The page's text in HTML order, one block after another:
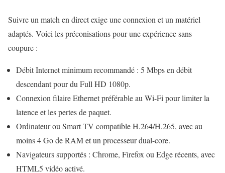
Suivre un match en direct exige une connexion et un matériel
adaptés. Voici les préconisations pour une expérience sans
coupure :
Débit Internet minimum recommandé : 5 Mbps en débit
descendant pour du Full HD 1080p.
Connexion filaire Ethernet préférable au Wi-Fi pour limiter la
latence et les pertes de paquet.
Ordinateur ou Smart TV compatible H.264/H.265, avec au
moins 4 Go de RAM et un processeur dual-core.
Navigateurs supportés : Chrome, Firefox ou Edge récents, avec
HTML5 vidéo activé.